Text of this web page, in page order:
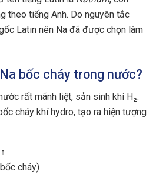
theo tiếng Anh. Do nguyên tắc
Latin nên Na đã được chọn làm
bốc cháy trong nước?
rất mãnh liệt, sản sinh khí H₂.
cháy khí hydro, tạo ra hiện tượng
cháy)